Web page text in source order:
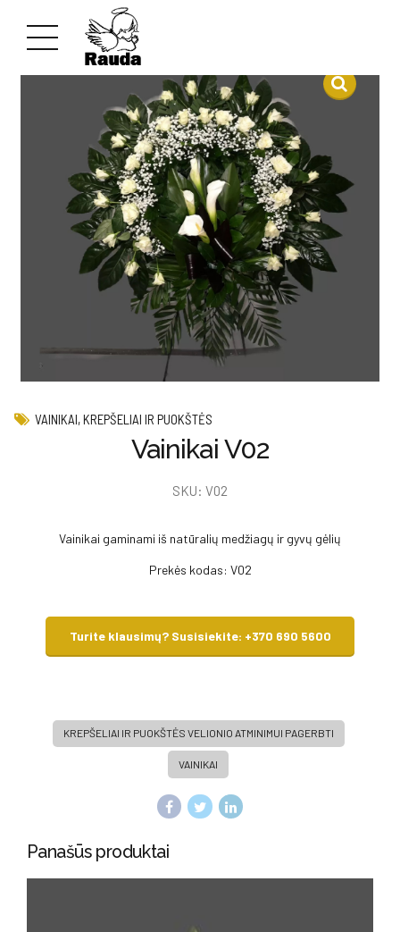
VAINIKAI, KREPŠELIAI IR PUOKŠTĖS
Vainikai V02
SKU: V02
Vainikai gaminami iš natūralių medžiagų ir gyvų gėlių
Prekės kodas: V02
Turite klausimų? Susisiekite: +370 690 5600
KREPŠELIAI IR PUOKŠTĖS VELIONIO ATMINIMUI PAGERBTI
VAINIKAI
Panašūs produktai